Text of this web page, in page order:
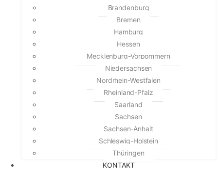
Brandenburg
Bremen
Hamburg
Hessen
Mecklenburg-Vorpommern
Niedersachsen
Nordrhein-Westfalen
Rheinland-Pfalz
Saarland
Sachsen
Sachsen-Anhalt
Schleswig-Holstein
Thüringen
KONTAKT